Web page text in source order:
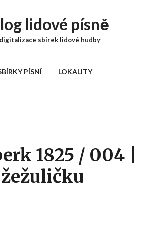
lidové písně
sbírek lidové hudby
PÍSNÍ LOKALITY
1825 / 004 |